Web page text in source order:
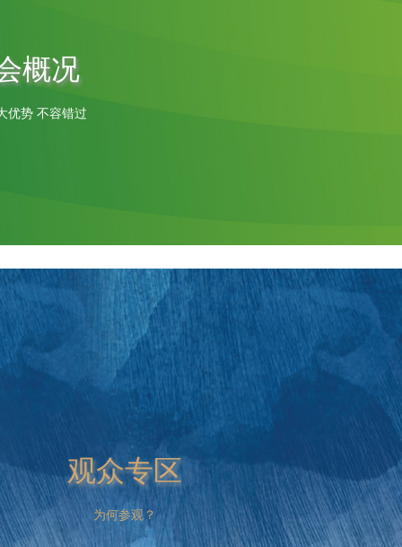
概况
优势 不容错过
观众专区
为何参观？